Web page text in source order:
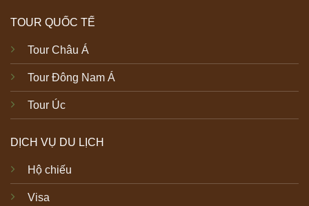
TOUR QUỐC TẾ
Tour Châu Á
Tour Đông Nam Á
Tour Úc
DỊCH VỤ DU LỊCH
Hộ chiếu
Visa